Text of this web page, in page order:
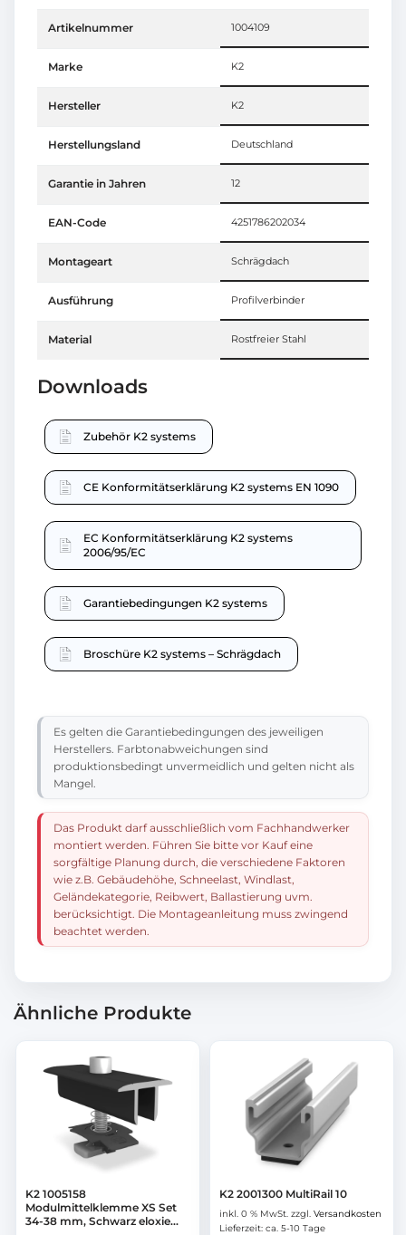
Artikelnummer 1004109
Marke K2
Hersteller K2
Herstellungsland Deutschland
Garantie in Jahren 12
EAN-Code 4251786202034
Montageart Schrägdach
Ausführung Profilverbinder
Material Rostfreier Stahl
Downloads
Zubehör K2 systems
CE Konformitätserklärung K2 systems EN 1090
EC Konformitätserklärung K2 systems
2006/95/EC
Garantiebedingungen K2 systems
Broschüre K2 systems – Schrägdach
Es gelten die Garantiebedingungen des jeweiligen
Herstellers. Farbtonabweichungen sind
produktionsbedingt unvermeidlich und gelten nicht als
Mangel.
Das Produkt darf ausschließlich vom Fachhandwerker
montiert werden. Führen Sie bitte vor Kauf eine
sorgfältige Planung durch, die verschiedene Faktoren
wie z.B. Gebäudehöhe, Schneelast, Windlast,
Geländekategorie, Reibwert, Ballastierung uvm.
berücksichtigt. Die Montageanleitung muss zwingend
beachtet werden.
Ähnliche Produkte
K2 1005158
Modulmittelklemme XS Set
34-38 mm, Schwarz eloxie...
K2 2001300 MultiRail 10
inkl. 0 % MwSt. zzgl. Versandkosten
Lieferzeit: ca. 5-10 Tage